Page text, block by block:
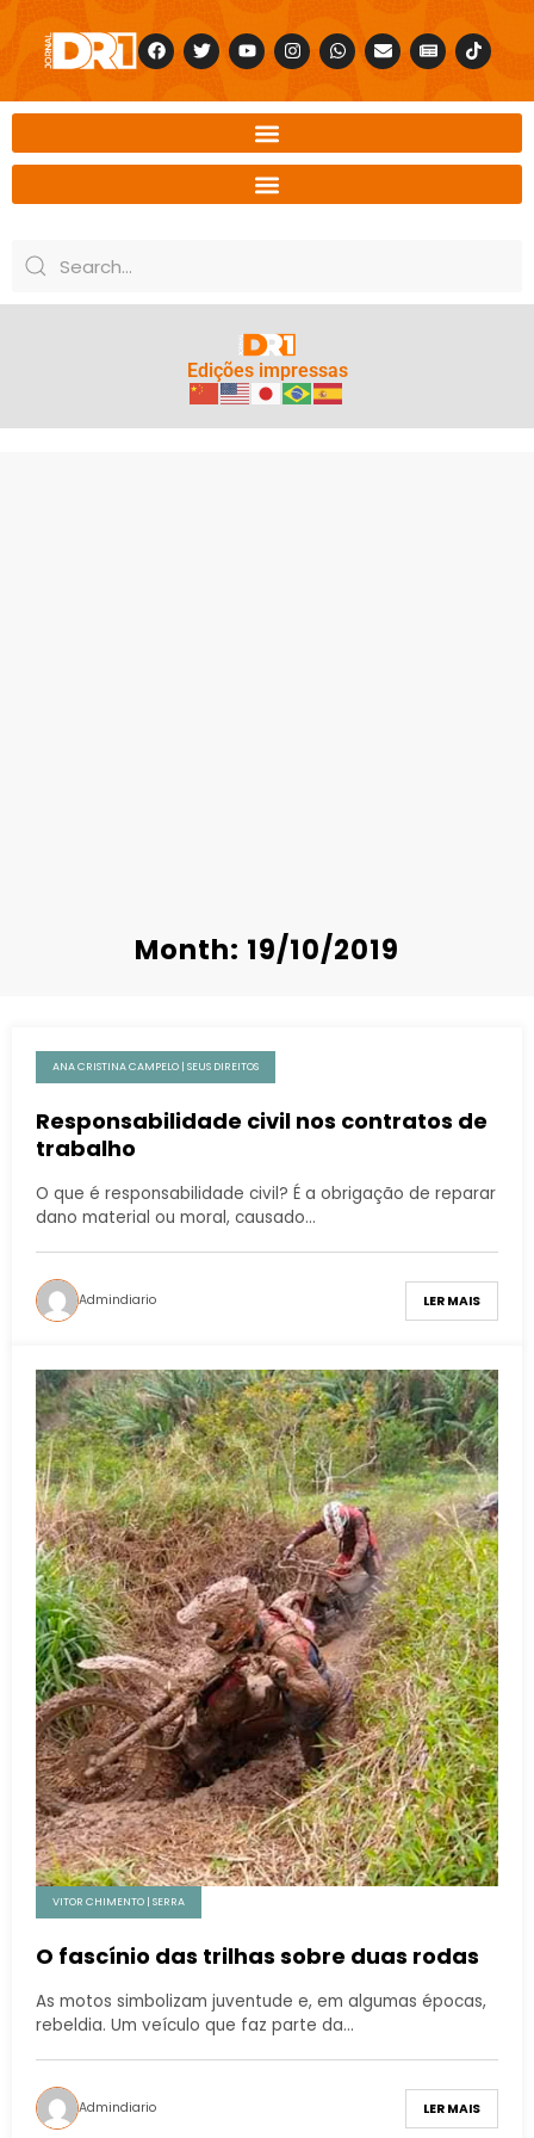
Edições impressas
Month: 19/10/2019
ANA CRISTINA CAMPELO | SEUS DIREITOS
Responsabilidade civil nos contratos de
trabalho
O que é responsabilidade civil? É a obrigação de reparar
dano material ou moral, causado…
Admindiario LER MAIS
VITOR CHIMENTO | SERRA
O fascínio das trilhas sobre duas rodas
As motos simbolizam juventude e, em algumas épocas,
rebeldia. Um veículo que faz parte da…
Admindiario LER MAIS